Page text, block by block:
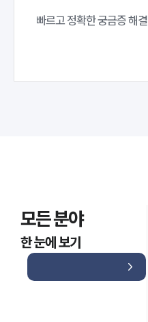
빠르고 정확한 궁금증 해결
모든 분야
한 눈에 보기